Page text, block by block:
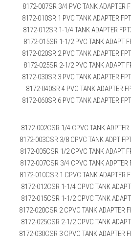
8172-007SR 3/4 PVC TANK ADAPTER
8172-010SR 1 PVC TANK ADAPTER
8172-012SR 1-1/4 TANK ADAPTER
8172-015SR 1-1/2 PVC TANK ADAPT
8172-020SR 2 PVC TANK ADAPTER
8172-025SR 2-1/2 PVC TANK ADAPT
8172-030SR 3 PVC TANK ADAPTER
8172-040SR 4 PVC TANK ADAPTER
8172-060SR 6 PVC TANK ADAPTER
8172-002CSR 1/4 CPVC TANK
8172-003CSR 3/8 CPVC TANK ADPT
8172-005CSR 1/2 CPVC TANK ADAPT
8172-007CSR 3/4 CPVC TANK ADPTER
8172-010CSR 1 CPVC TANK ADAPTER
8172-012CSR 1-1/4 CPVC TANK
8172-015CSR 1-1/2 CPVC TANK
8172-020CSR 2 CPVC TANK ADAPTER
8172-025CSR 2-1/2 CPVC TANK
8172-030CSR 3 CPVC TANK ADAPTER